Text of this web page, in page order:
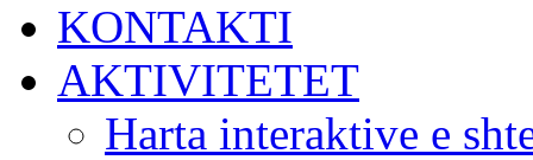
KONTAKTI
AKTIVITETET
Harta interaktive e